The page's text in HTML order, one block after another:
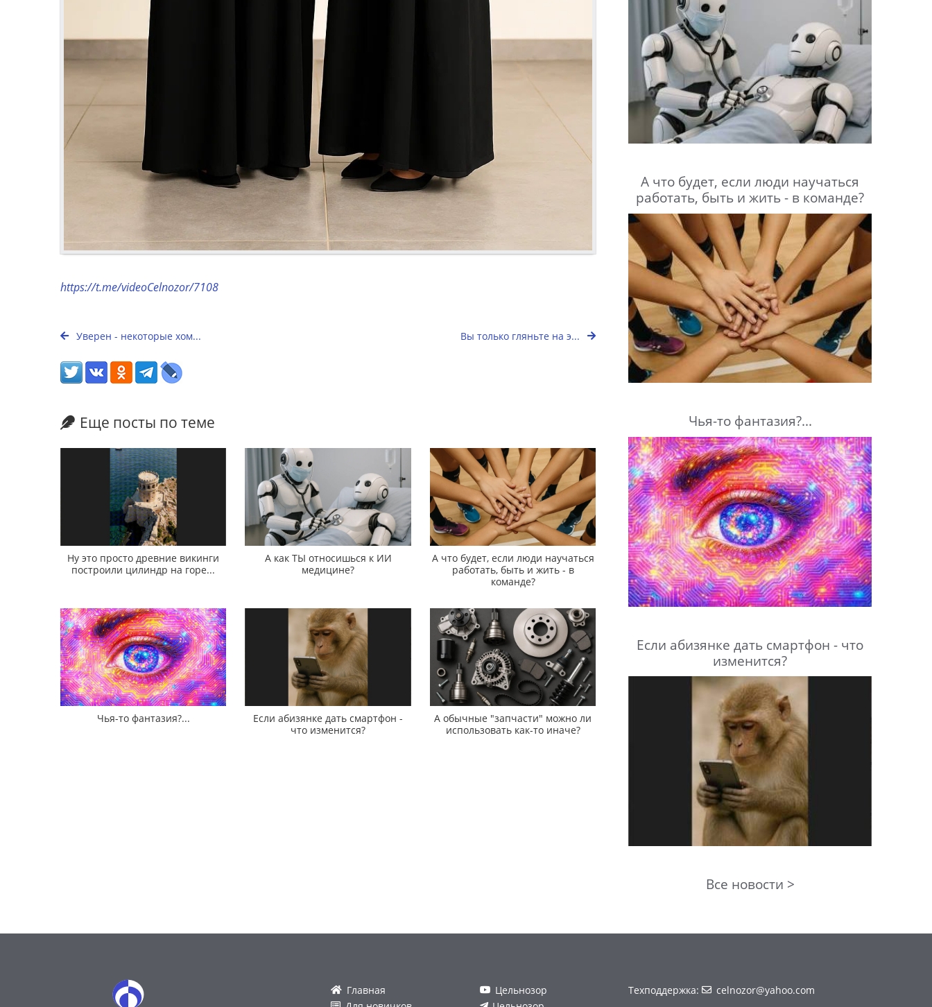
https://t.me/videoCelnozor/7108
Уверен - некоторые хом... Вы только гляньте на э...
Еще посты по теме
Ну это просто древние викинги
построили цилиндр на горе...
А как ТЫ относишься к ИИ
медицине?
А что будет, если люди научаться
работать, быть и жить - в
команде?
Чья-то фантазия?...
Если абизянке дать смартфон -
что изменится?
А обычные "запчасти" можно ли
использовать как-то иначе?
А что будет, если люди научаться
работать, быть и жить - в команде?
Чья-то фантазия?...
Если абизянке дать смартфон - что
изменится?
Все новости >
Главная
Цельнозор
Техподдержка: celnozor@yahoo.com